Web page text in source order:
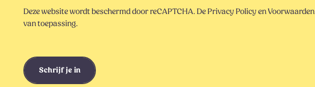
Deze website wordt beschermd door reCAPTCHA. DePrivacy PolicyenVoorwaarden
van toepassing.
Schrijf je in